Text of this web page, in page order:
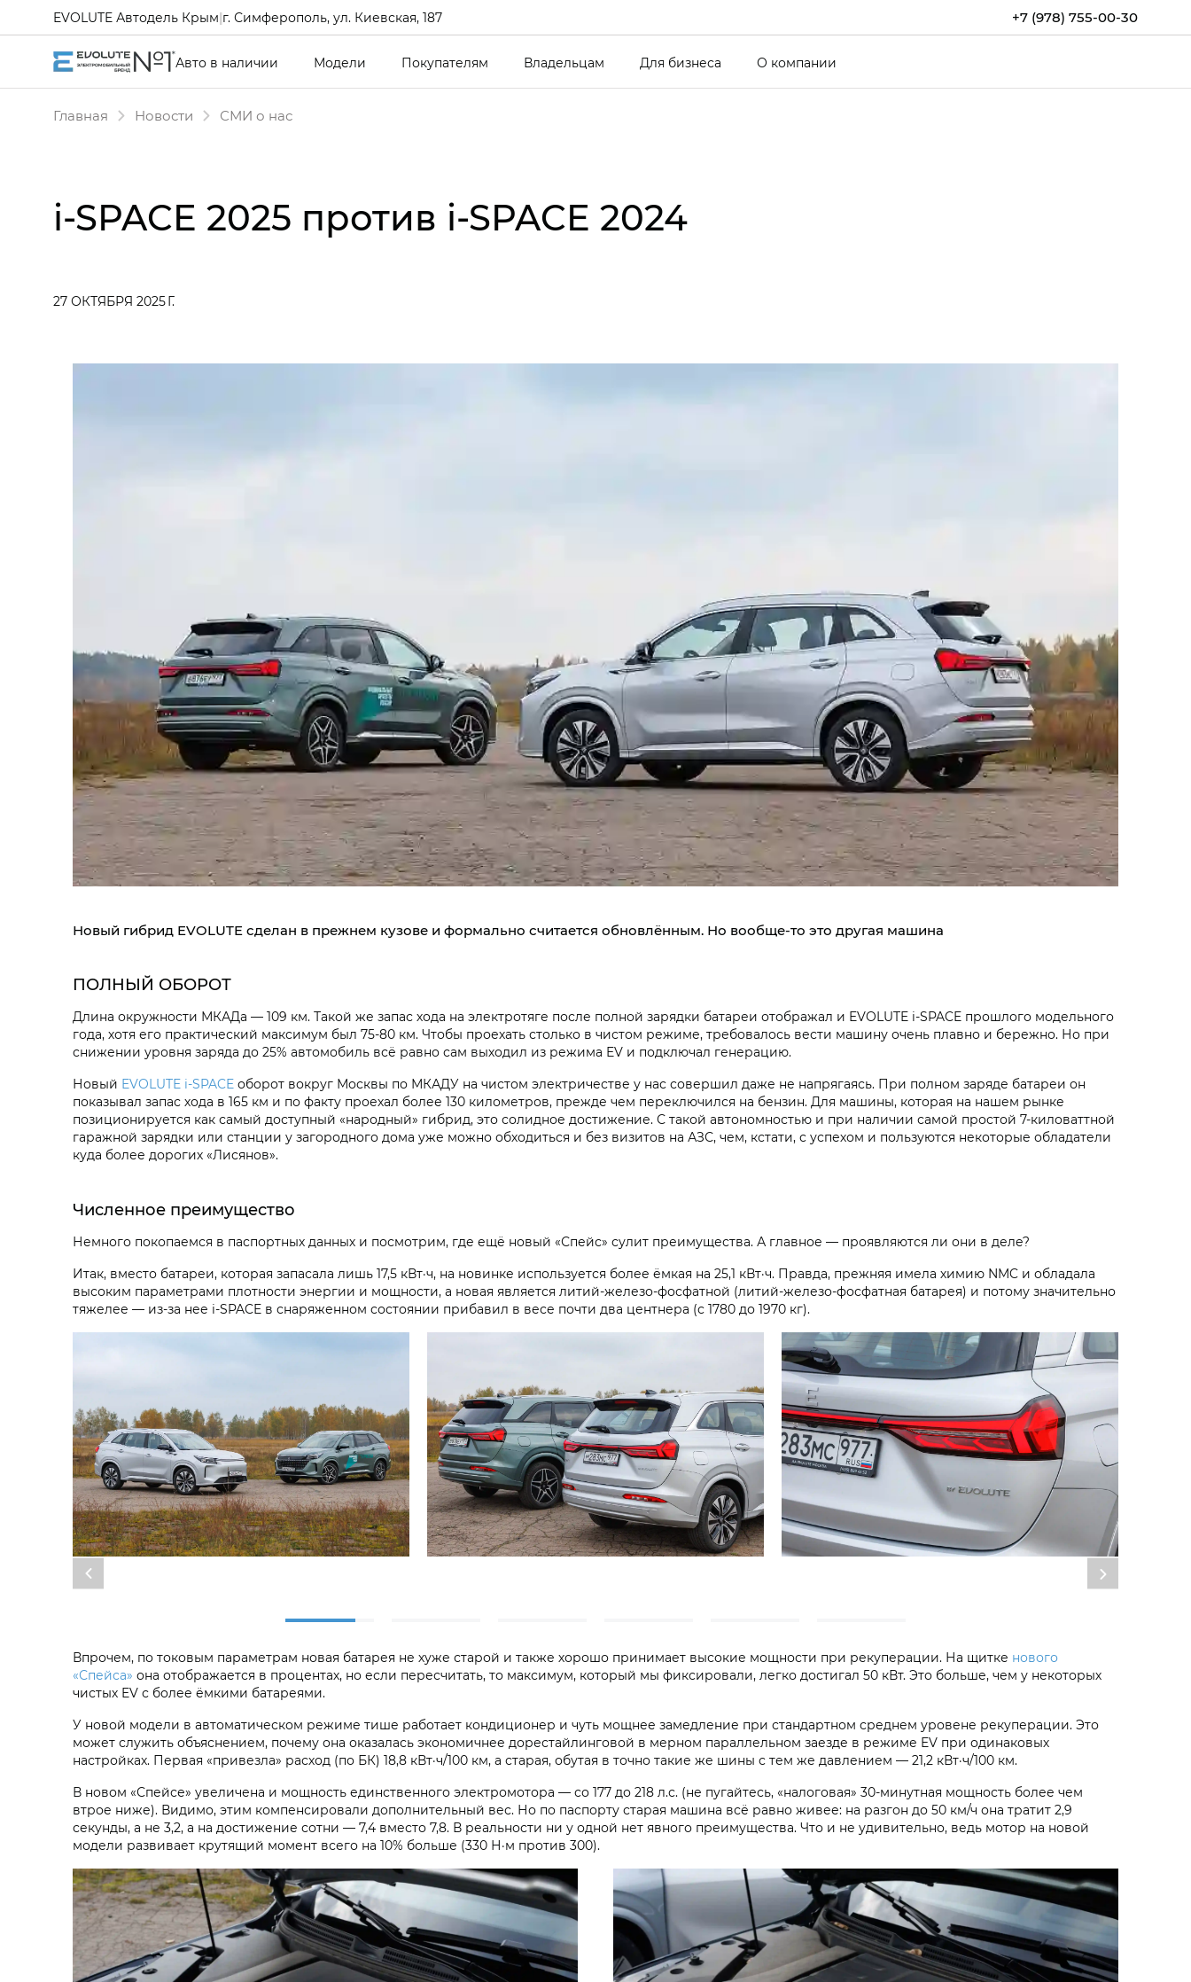
+7 (978) 755-00-30
EVOLUTE Автодель Крым|г. Симферополь, ул. Киевская, 187
Авто в наличии Модели Покупателям Владельцам Для бизнеса О компании
Главная Новости СМИ о нас
i‑SPACE 2025 против i‑SPACE 2024
27 ОКТЯБРЯ 2025 Г.
Новый гибрид EVOLUTE сделан в прежнем кузове и формально считается обновлённым. Но вообще-то это другая машина
ПОЛНЫЙ ОБОРОТ
Длина окружности МКАДа — 109 км. Такой же запас хода на электротяге после полной зарядки батареи отображал и EVOLUTE i‑SPACE прошлого модельного
года, хотя его практический максимум был 75-80 км. Чтобы проехать столько в чистом режиме, требовалось вести машину очень плавно и бережно. Но при
снижении уровня заряда до 25% автомобиль всё равно сам выходил из режима EV и подключал генерацию.
Новый EVOLUTE i‑SPACE оборот вокруг Москвы по МКАДУ на чистом электричестве у нас совершил даже не напрягаясь. При полном заряде батареи он
показывал запас хода в 165 км и по факту проехал более 130 километров, прежде чем переключился на бензин. Для машины, которая на нашем рынке
позиционируется как самый доступный «народный» гибрид, это солидное достижение. С такой автономностью и при наличии самой простой 7-киловаттной
гаражной зарядки или станции у загородного дома уже можно обходиться и без визитов на АЗС, чем, кстати, с успехом и пользуются некоторые обладатели
куда более дорогих «Лисянов».
Численное преимущество
Немного покопаемся в паспортных данных и посмотрим, где ещё новый «Спейс» сулит преимущества. А главное — проявляются ли они в деле?
Итак, вместо батареи, которая запасала лишь 17,5 кВт·ч, на новинке используется более ёмкая на 25,1 кВт·ч. Правда, прежняя имела химию NMC и обладала
высоким параметрами плотности энергии и мощности, а новая является литий-железо-фосфатной (литий-железо-фосфатная батарея) и потому значительно
тяжелее — из-за нее i‑SPACE в снаряженном состоянии прибавил в весе почти два центнера (с 1780 до 1970 кг).
Впрочем, по токовым параметрам новая батарея не хуже старой и также хорошо принимает высокие мощности при рекуперации. На щитке нового
«Спейса» она отображается в процентах, но если пересчитать, то максимум, который мы фиксировали, легко достигал 50 кВт. Это больше, чем у некоторых
чистых EV с более ёмкими батареями.
У новой модели в автоматическом режиме тише работает кондиционер и чуть мощнее замедление при стандартном среднем уровене рекуперации. Это
может служить объяснением, почему она оказалась экономичнее дорестайлинговой в мерном параллельном заезде в режиме EV при одинаковых
настройках. Первая «привезла» расход (по БК) 18,8 кВт·ч/100 км, а старая, обутая в точно такие же шины с тем же давлением — 21,2 кВт·ч/100 км.
В новом «Спейсе» увеличена и мощность единственного электромотора — со 177 до 218 л.с. (не пугайтесь, «налоговая» 30-минутная мощность более чем
втрое ниже). Видимо, этим компенсировали дополнительный вес. Но по паспорту старая машина всё равно живее: на разгон до 50 км/ч она тратит 2,9
секунды, а не 3,2, а на достижение сотни — 7,4 вместо 7,8. В реальности ни у одной нет явного преимущества. Что и не удивительно, ведь мотор на новой
модели развивает крутящий момент всего на 10% больше (330 Н·м против 300).